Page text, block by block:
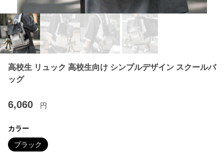
高校生 リュック 高校生向け シンプルデザイン スクールバ
ッグ
6,060 円
カラー
ブラック